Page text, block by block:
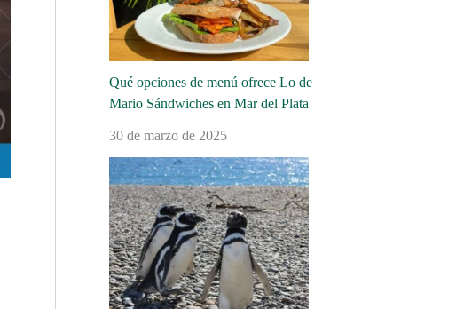
Qué opciones de menú ofrece Lo de
Mario Sándwiches en Mar del Plata
30 de marzo de 2025